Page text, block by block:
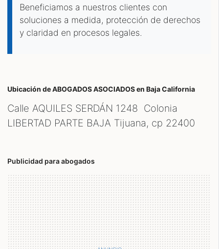
Beneficiamos a nuestros clientes con
soluciones a medida, protección de derechos
y claridad en procesos legales.
Ubicación de ABOGADOS ASOCIADOSen Baja California
Calle AQUILES SERDÁN 1248 Colonia
LIBERTAD PARTE BAJA Tijuana, cp 22400
Publicidad para abogados